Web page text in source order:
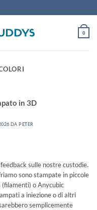
0
in 3D
DA PETER
sulle nostre custodie.
sono stampate in piccole
o Anycubic
a iniezione o di altri
semplicemente